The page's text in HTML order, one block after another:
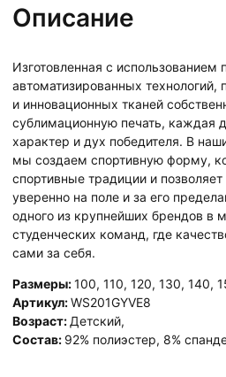
Описание
Изготовленная с использованием
автоматизированных
и инновационных тканей
сублимационную печать, каждая
характер и дух победителя. В
мы создаем спортивную форму,
спортивные традиции и позволяет
уверенно на поле и за его
одного из крупнейших брендов в
студенческих команд, где
сами за себя.
Размеры:100, 110, 120, 130, 140,
Артикул:WS201GYVE8
Возраст: Детский,
Состав: 92% полиэстер, 8%